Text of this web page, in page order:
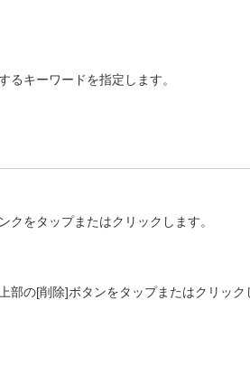
るキーワードを指定します。
をタップまたはクリックします。
の[削除]ボタンをタップまたはクリック